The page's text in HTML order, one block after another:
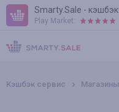
Smarty.Sale - кэшбэк
Play Market:
ПРАВИЛА
ПЛАГИНЫ
Кэшбэк сервис Магазины